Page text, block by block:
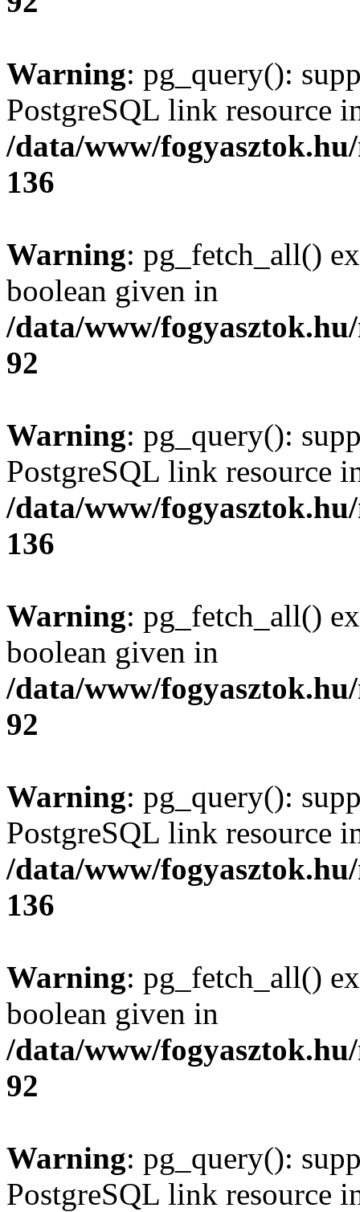
Warning: pg_query():
PostgreSQL link resource
/data/www/
136
Warning: pg_fetch_all()
boolean given in
/data/www/
92
Warning: pg_query():
PostgreSQL link resource
/data/www/
136
Warning: pg_fetch_all()
boolean given in
/data/www/
92
Warning: pg_query():
PostgreSQL link resource
/data/www/
136
Warning: pg_fetch_all()
boolean given in
/data/www/
92
Warning: pg_query():
PostgreSQL link resource